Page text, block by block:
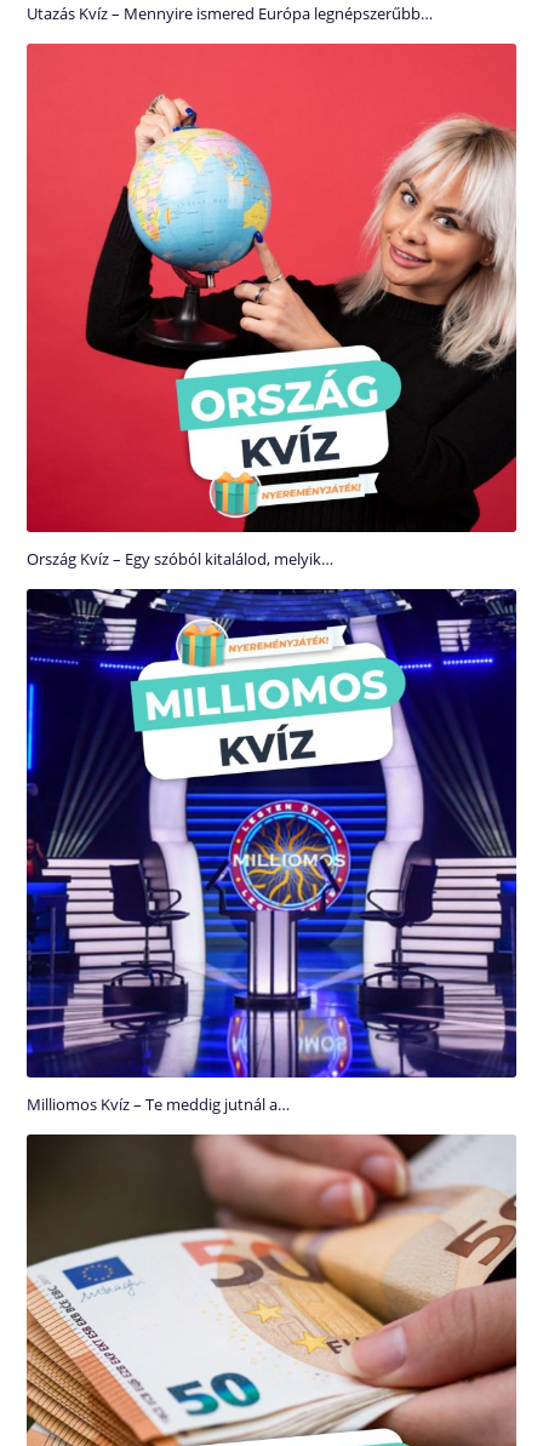
Utazás Kvíz – Mennyire ismered Európa legnépszerűbb…
Ország Kvíz – Egy szóból kitalálod, melyik…
Milliomos Kvíz – Te meddig jutnál a…